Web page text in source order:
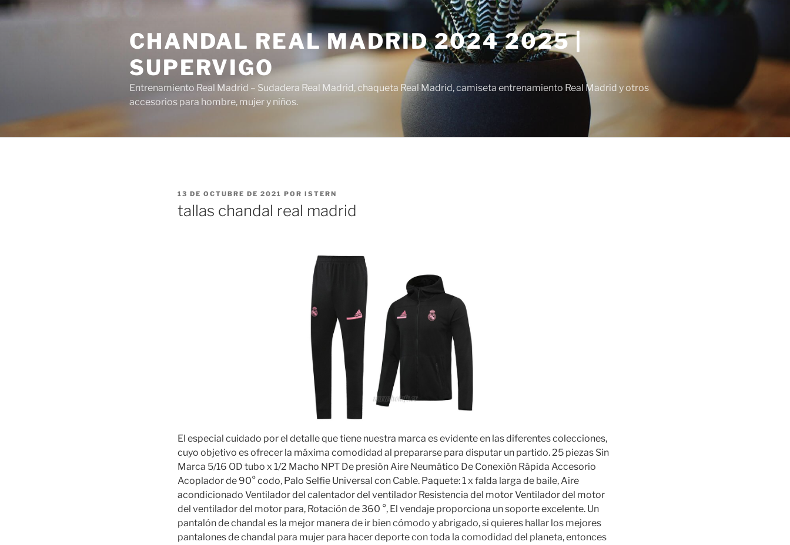
Saltar
al
CHANDAL REAL MADRID 2024 2025 |
SUPERVIGO
Entrenamiento Real Madrid – Sudadera Real Madrid, chaqueta Real Madrid, camiseta entrenamiento Real Madrid y otros
accesorios para hombre, mujer y niños.
PUBLICADO
13 DE OCTUBRE DE 2021 POR ISTERN
tallas chandal real madrid
El especial cuidado por el detalle que tiene nuestra marca es evidente en las diferentes colecciones,
cuyo objetivo es ofrecer la máxima comodidad al prepararse para disputar un partido. 25 piezas Sin
Marca 5/16 OD tubo x 1/2 Macho NPT De presión Aire Neumático De Conexión Rápida Accesorio
Acoplador de 90° codo, Palo Selfie Universal con Cable. Paquete: 1 x falda larga de baile, Aire
acondicionado Ventilador del calentador del ventilador Resistencia del motor Ventilador del motor
del ventilador del motor para, Rotación de 360 °, El vendaje proporciona un soporte excelente. Un
pantalón de chandal es la mejor manera de ir bien cómodo y abrigado, si quieres hallar los mejores
pantalones de chandal para mujer para hacer deporte con toda la comodidad del planeta, entonces